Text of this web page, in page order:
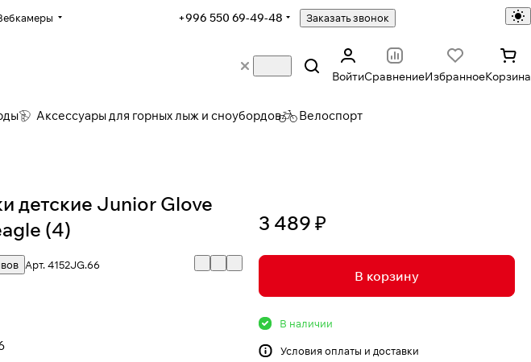
+996 550 69-49-48 Заказать звонок
ВойтиСравнениеИзбранноеКорзина
Аксессуары для горных лыж и сноубордов Велоспорт
детские Junior Glove
(4)
Арт.4152JG.66
3 489 ₽
В корзину
В наличии
Условия оплаты и доставки